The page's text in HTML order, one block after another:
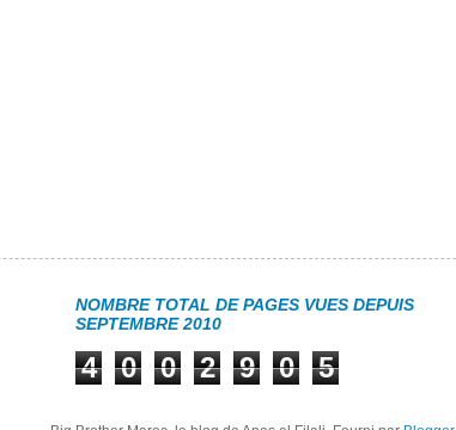
NOMBRE TOTAL DE PAGES VUES DEPUIS
SEPTEMBRE 2010
4 0 0 2 9 0 5